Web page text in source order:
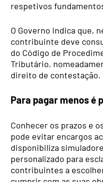
respetivos
O Governo indica que,
contribuinte deve
do Código de
Tributário,
direito de contestação.
Para pagar menos é
Conhecer os prazos e
pode evitar encargos
disponibiliza
personalizado para
contribuintes a